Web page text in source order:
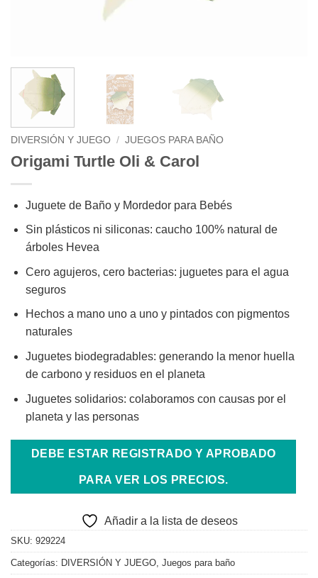
DIVERSIÓN Y JUEGO / JUEGOS PARA BAÑO
Origami Turtle Oli & Carol
Juguete de Baño y Mordedor para Bebés
Sin plásticos ni siliconas: caucho 100% natural de
árboles Hevea
Cero agujeros, cero bacterias: juguetes para el agua
seguros
Hechos a mano uno a uno y pintados con pigmentos
naturales
Juguetes biodegradables: generando la menor huella
de carbono y residuos en el planeta
Juguetes solidarios: colaboramos con causas por el
planeta y las personas
DEBE ESTAR REGISTRADO Y APROBADO
PARA VER LOS PRECIOS.
Añadir a la lista de deseos
SKU: 929224
Categorías: DIVERSIÓN Y JUEGO Juegos para baño